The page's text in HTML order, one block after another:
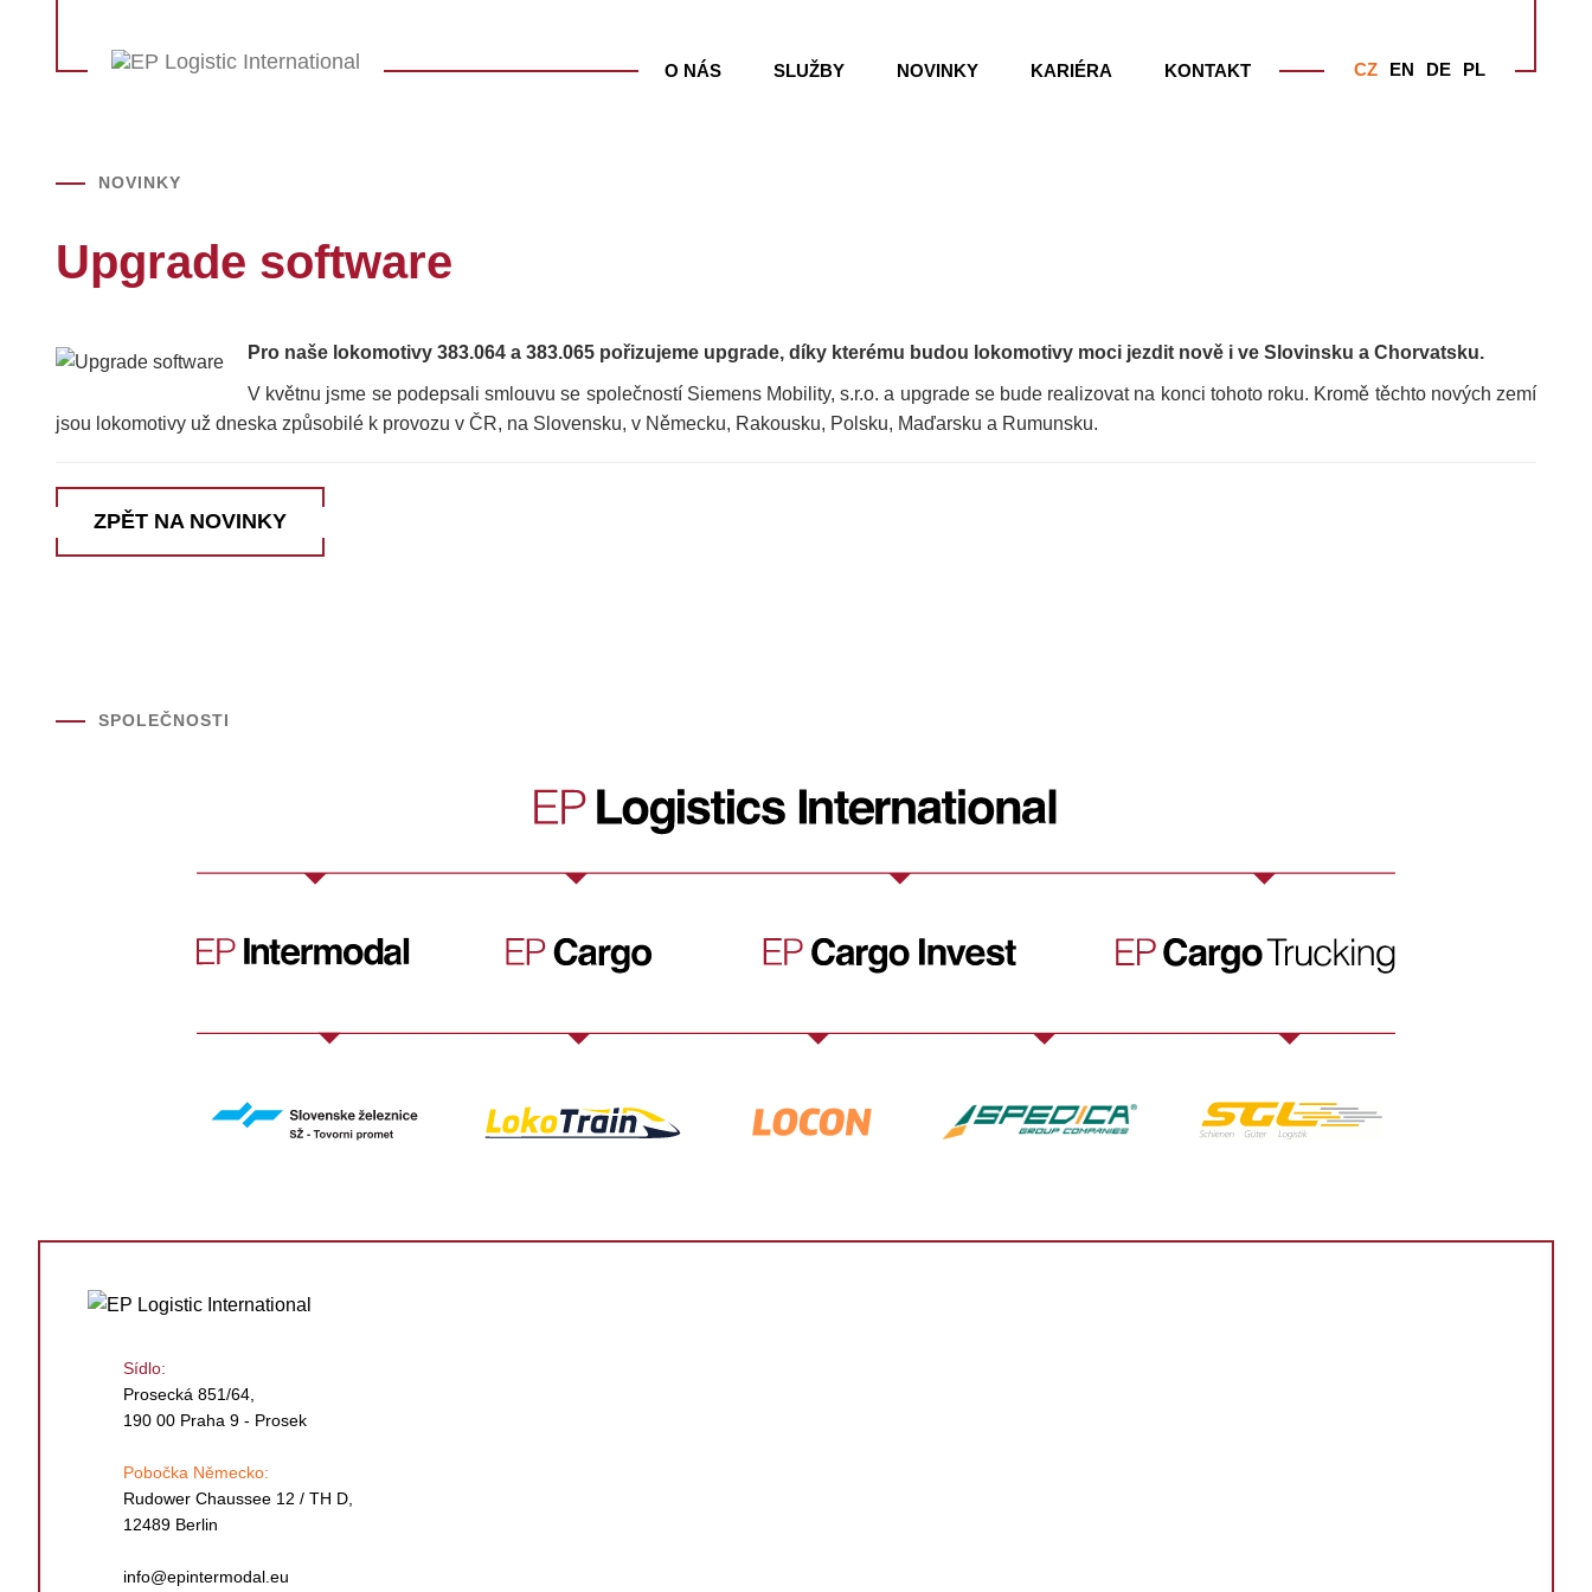
CZ EN DE PL
O NÁS SLUŽBY NOVINKY KARIÉRA KONTAKT
NOVINKY
Upgrade software
Pro naše lokomotivy 383.064 a 383.065 pořizujeme upgrade, díky kterému budou lokomotivy moci jezdit nově i ve Slovinsku a Chorvatsku.
V květnu jsme se podepsali smlouvu se společností Siemens Mobility, s.r.o. a upgrade se bude realizovat na konci tohoto roku. Kromě těchto nových zemí
jsou lokomotivy už dneska způsobilé k provozu v ČR, na Slovensku, v Německu, Rakousku, Polsku, Maďarsku a Rumunsku.
ZPĚT NA NOVINKY
SPOLEČNOSTI
Sídlo:
Prosecká 851/64,
190 00 Praha 9 - Prosek
Pobočka Německo:
Rudower Chaussee 12 / TH D,
12489 Berlin
info@epintermodal.eu